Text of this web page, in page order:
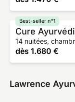
Cure
14 nuitées,
dès 1.680 €
Best-seller n°1
Lawrence